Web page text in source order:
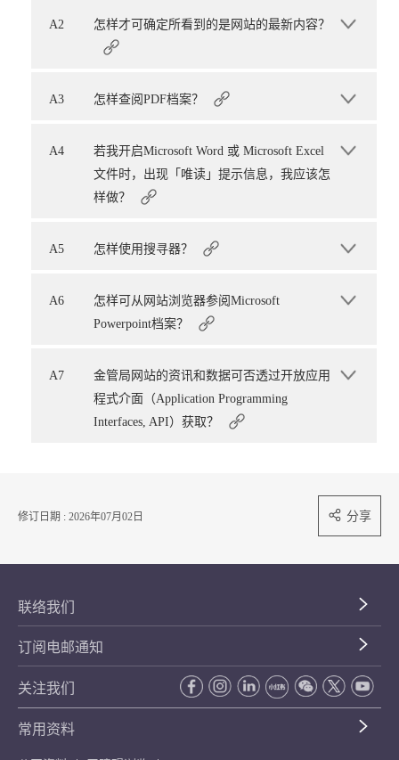
A2 怎样才可确定所看到的是网站的最新内容？
A3 怎样查阅PDF档案？
A4
若我开启Microsoft Word 或 Microsoft Excel
文件时，出现「唯读」提示信息，我应该怎
样做？
A5 怎样使用搜寻器？
A6
怎样可从网站浏览器参阅Microsoft
Powerpoint档案？
A7
金管局网站的资讯和数据可否透过开放应用
程式介面（Application Programming
Interfaces, API）获取？
修订日期 : 2026年07月02日 分享
联络我们
订阅电邮通知
关注我们
常用资料